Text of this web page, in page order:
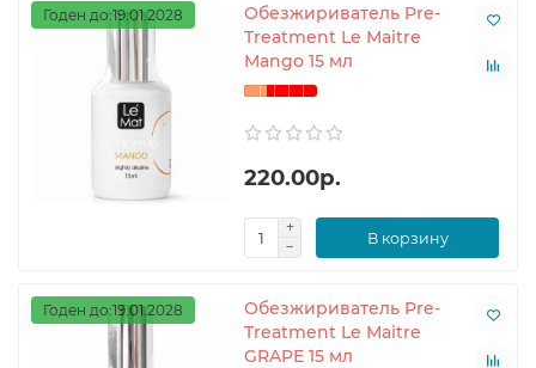
Годен до:19.01.2028
Обезжириватель Pre-
Treatment Le Maitre
Mango 15 мл
220.00р.
В корзину
Годен до:19.01.2028
Обезжириватель Pre-
Treatment Le Maitre
GRAPE 15 мл